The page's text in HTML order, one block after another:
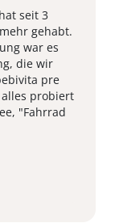
seit 3
gehabt.
war es
die wir
pre
alles probiert
"Fahrrad